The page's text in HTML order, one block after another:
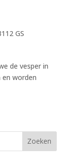
GS
de vesper in
en worden
Zoeken